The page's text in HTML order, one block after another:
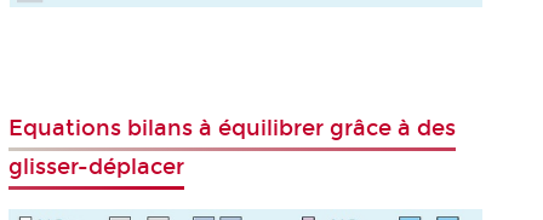
Equations bilans à équilibrer grâce à des
glisser-déplacer